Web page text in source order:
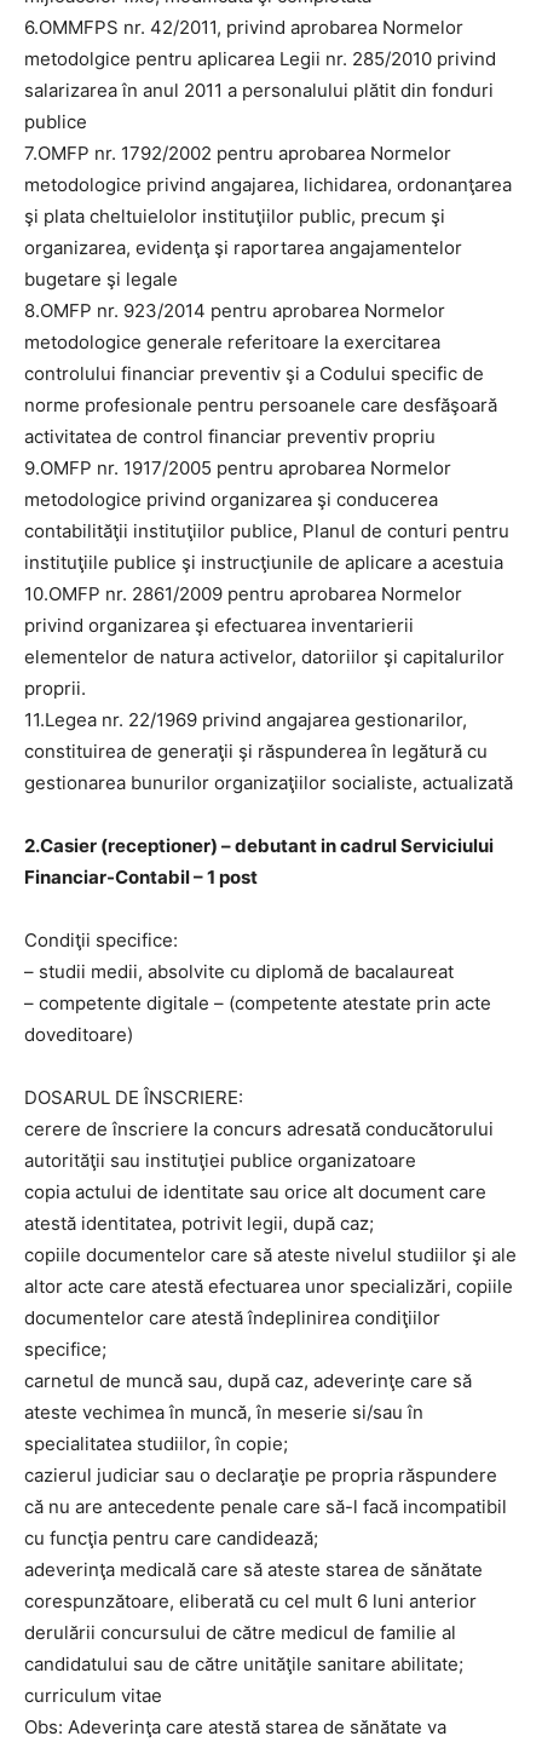
6.OMMFPS nr. 42/2011, privind aprobarea Normelor
metodolgice pentru aplicarea Legii nr. 285/2010 privind
salarizarea în anul 2011 a personalului plătit din fonduri
publice
7.OMFP nr. 1792/2002 pentru aprobarea Normelor
metodologice privind angajarea, lichidarea, ordonanţarea
şi plata cheltuielolor instituţiilor public, precum şi
organizarea, evidenţa şi raportarea angajamentelor
bugetare şi legale
8.OMFP nr. 923/2014 pentru aprobarea Normelor
metodologice generale referitoare la exercitarea
controlului financiar preventiv şi a Codului specific de
norme profesionale pentru persoanele care desfăşoară
activitatea de control financiar preventiv propriu
9.OMFP nr. 1917/2005 pentru aprobarea Normelor
metodologice privind organizarea şi conducerea
contabilităţii instituţiilor publice, Planul de conturi pentru
instituţiile publice şi instrucţiunile de aplicare a acestuia
10.OMFP nr. 2861/2009 pentru aprobarea Normelor
privind organizarea şi efectuarea inventarierii
elementelor de natura activelor, datoriilor şi capitalurilor
proprii.
11.Legea nr. 22/1969 privind angajarea gestionarilor,
constituirea de generaţii şi răspunderea în legătură cu
gestionarea bunurilor organizaţiilor socialiste, actualizată
2.Casier (receptioner) – debutant in cadrul Serviciului
Financiar-Contabil – 1 post
Condiţii specifice:
– studii medii, absolvite cu diplomă de bacalaureat
– competente digitale – (competente atestate prin acte
doveditoare)
DOSARUL DE ÎNSCRIERE:
cerere de înscriere la concurs adresată conducătorului
autorităţii sau instituţiei publice organizatoare
copia actului de identitate sau orice alt document care
atestă identitatea, potrivit legii, după caz;
copiile documentelor care să ateste nivelul studiilor şi ale
altor acte care atestă efectuarea unor specializări, copiile
documentelor care atestă îndeplinirea condiţiilor
specifice;
carnetul de muncă sau, după caz, adeverinţe care să
ateste vechimea în muncă, în meserie si/sau în
specialitatea studiilor, în copie;
cazierul judiciar sau o declaraţie pe propria răspundere
că nu are antecedente penale care să-l facă incompatibil
cu funcţia pentru care candidează;
adeverinţa medicală care să ateste starea de sănătate
corespunzătoare, eliberată cu cel mult 6 luni anterior
derulării concursului de către medicul de familie al
candidatului sau de către unităţile sanitare abilitate;
curriculum vitae
Obs: Adeverinţa care atestă starea de sănătate va